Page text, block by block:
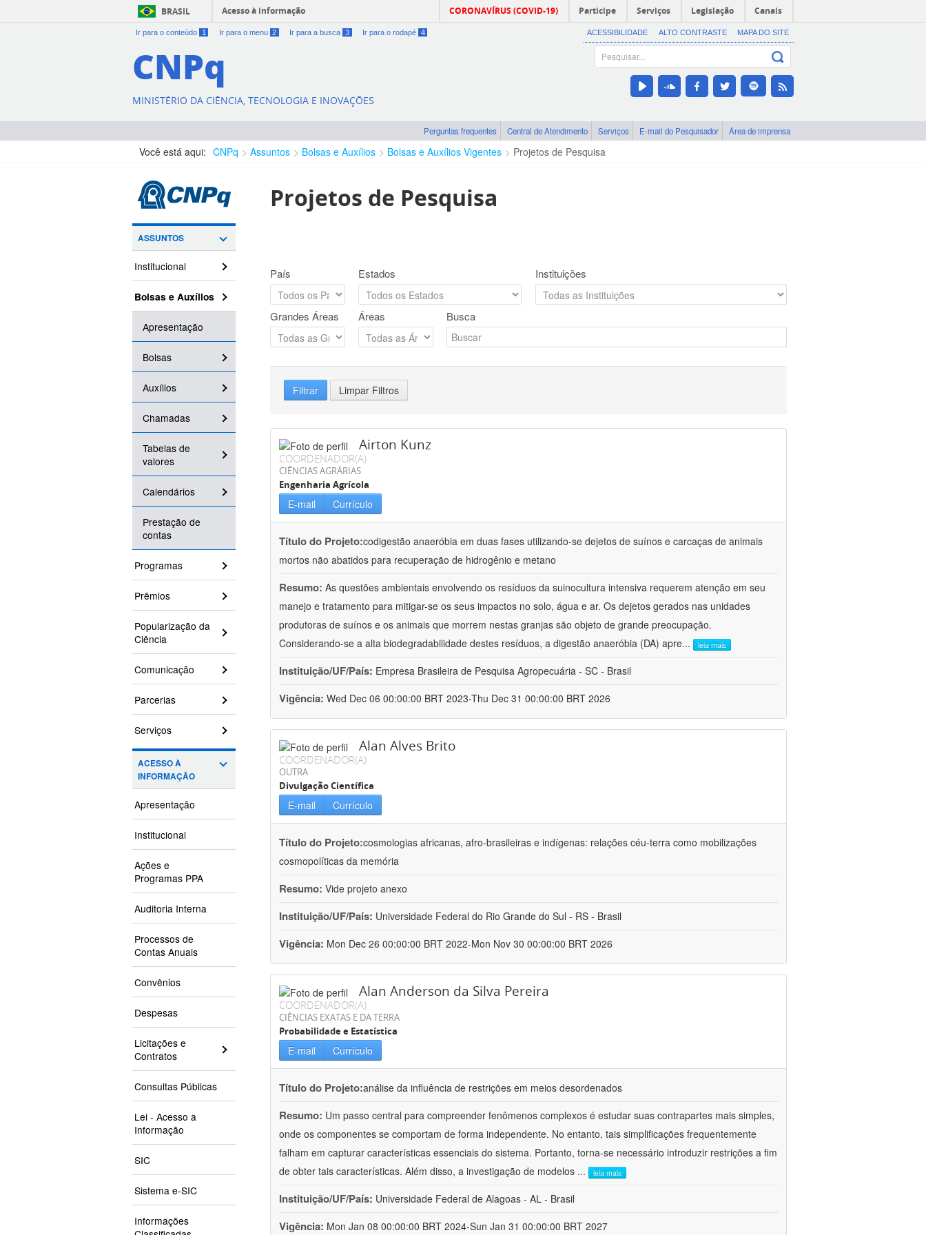
BRASIL Acesso à informação CORONAVÍRUS (COVID-19) Participe Serviços Legislação Canais
Ir para o conteúdo 1 Ir para o menu 2 Ir para a busca 3 Ir para o rodapé 4 ACESSIBILIDADE ALTO CONTRASTE MAPA DO SITE
CNPq
MINISTÉRIO DA CIÊNCIA, TECNOLOGIA E INOVAÇÕES
Perguntas frequentes Central de Atendimento Serviços E-mail do Pesquisador Área de imprensa
Você está aqui: CNPq Assuntos Bolsas e Auxílios Bolsas e Auxílios Vigentes Projetos de Pesquisa
ASSUNTOS
Institucional
Bolsas e Auxílios
Apresentação
Bolsas
Auxílios
Chamadas
Tabelas de
valores
Calendários
Prestação de
contas
Programas
Prêmios
Popularização da
Ciência
Comunicação
Parcerias
Serviços
ACESSO À
INFORMAÇÃO
Apresentação
Institucional
Ações e
Programas PPA
Auditoria Interna
Processos de
Contas Anuais
Convênios
Despesas
Licitações e
Contratos
Consultas Públicas
Lei - Acesso a
Informação
SIC
Sistema e-SIC
Informações
Projetos de Pesquisa
País Estados Instituições
Grandes Áreas Áreas Busca
Filtrar Limpar Filtros
Airton Kunz
COORDENADOR(A)
CIÊNCIAS AGRÁRIAS
Engenharia Agrícola
E-mail Currículo
Título do Projeto:codigestão anaeróbia em duas fases utilizando-se dejetos de suínos e carcaças de animais
mortos não abatidos para recuperação de hidrogênio e metano
Resumo: As questões ambientais envolvendo os resíduos da suinocultura intensiva requerem atenção em seu
manejo e tratamento para mitigar-se os seus impactos no solo, água e ar. Os dejetos gerados nas unidades
produtoras de suínos e os animais que morrem nestas granjas são objeto de grande preocupação.
Considerando-se a alta biodegradabilidade destes resíduos, a digestão anaeróbia (DA) apre... leia mais
Instituição/UF/País: Empresa Brasileira de Pesquisa Agropecuária - SC - Brasil
Vigência: Wed Dec 06 00:00:00 BRT 2023-Thu Dec 31 00:00:00 BRT 2026
Alan Alves Brito
COORDENADOR(A)
OUTRA
Divulgação Científica
E-mail Currículo
Título do Projeto:cosmologias africanas, afro-brasileiras e indígenas: relações céu-terra como mobilizações
cosmopolíticas da memória
Resumo: Vide projeto anexo
Instituição/UF/País: Universidade Federal do Rio Grande do Sul - RS - Brasil
Vigência: Mon Dec 26 00:00:00 BRT 2022-Mon Nov 30 00:00:00 BRT 2026
Alan Anderson da Silva Pereira
COORDENADOR(A)
CIÊNCIAS EXATAS E DA TERRA
Probabilidade e Estatística
E-mail Currículo
Título do Projeto:análise da influência de restrições em meios desordenados
Resumo: Um passo central para compreender fenômenos complexos é estudar suas contrapartes mais simples,
onde os componentes se comportam de forma independente. No entanto, tais simplificações frequentemente
falham em capturar características essenciais do sistema. Portanto, torna-se necessário introduzir restrições a fim
de obter tais características. Além disso, a investigação de modelos ... leia mais
Instituição/UF/País: Universidade Federal de Alagoas - AL - Brasil
Vigência: Mon Jan 08 00:00:00 BRT 2024-Sun Jan 31 00:00:00 BRT 2027